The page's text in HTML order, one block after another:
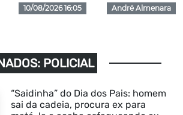
10/08/2026 16:05 André Almenara
POLICIAL
“Saidinha” do Dia dos Pais: homem
sai da cadeia, procura ex para